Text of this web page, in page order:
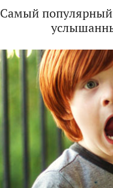
Самый популярный